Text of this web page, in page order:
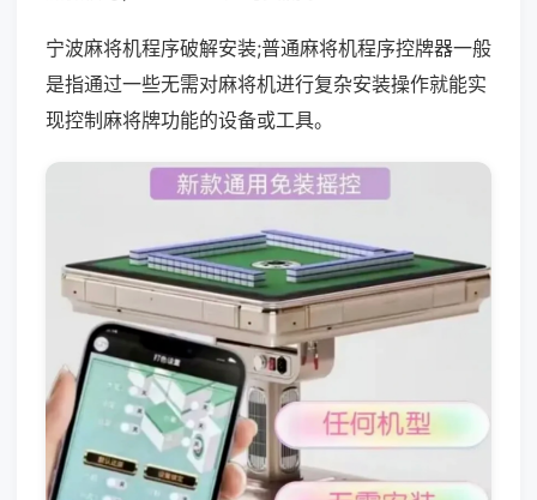
宁波麻将机程序破解安装;普通麻将机程序控牌器一般
是指通过一些无需对麻将机进行复杂安装操作就能实
现控制麻将牌功能的设备或工具。